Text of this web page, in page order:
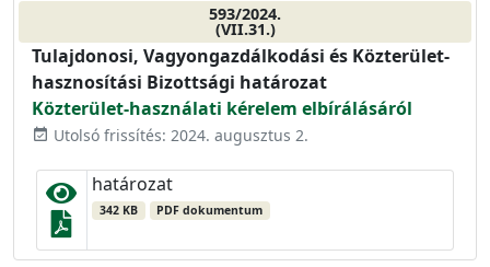
593/2024.
(VII.31.)
Tulajdonosi, Vagyongazdálkodási és Közterület-
hasznosítási Bizottsági határozat
Közterület-használati kérelem elbírálásáról
event_available Utolsó frissítés: 2024. augusztus 2.
határozat
342 KB PDF dokumentum